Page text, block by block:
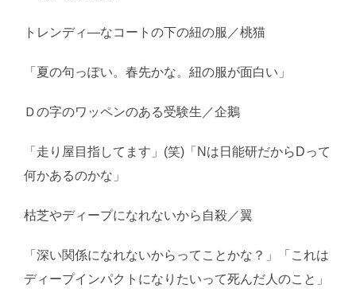
トレンディ―なコートの下の紐の服／桃猫
「夏の句っぽい。春先かな。紐の服が面白い」
Ｄの字のワッペンのある受験生／企鵝
「走り屋目指してます」(笑)「Nは日能研だからDって
何かあるのかな」
枯芝やディープになれないから自殺／翼
「深い関係になれないからってことかな？」「これは
ディープインパクトになりたいって死んだ人のこと」